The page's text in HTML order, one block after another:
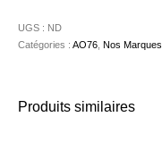
UGS : ND
Catégories :AO76 ,Nos Marques
Produits similaires